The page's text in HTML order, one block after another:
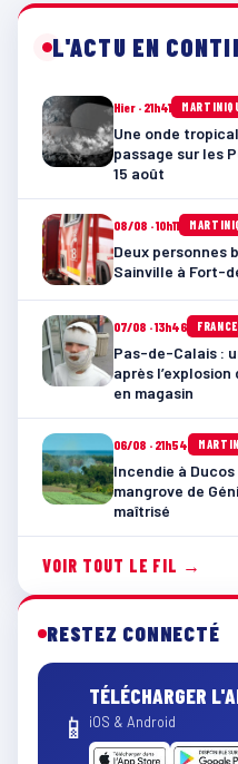
L'ACTU EN
Hier · 21h41
Une onde
passage sur les
15 août
08/08 · 10h11
Deux personnes
Sainville à Fort-
07/08 · 13h46
Pas-de-Calais :
après
en magasin
06/08 · 21h54
Incendie à
mangrove de
maîtrisé
VOIR TOUT LE FIL →
RESTEZ CONNECTÉ
📱
TÉLÉCHARGER
iOS & Android